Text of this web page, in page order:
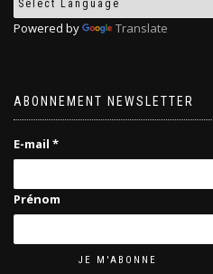
Powered by Translate
ABONNEMENT NEWSLETTER
E-mail *
Prénom